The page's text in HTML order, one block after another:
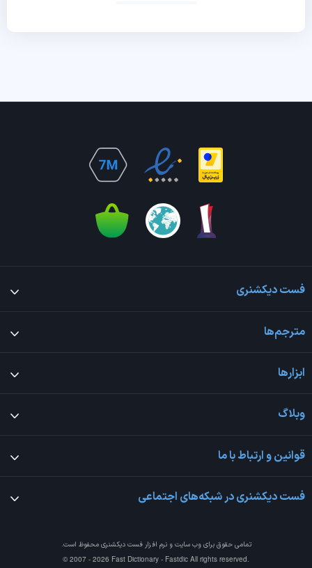
فست دیکشنری
مترجم‌ها
ابزارها
وبلاگ
قوانین و ارتباط با ما
فست دیکشنری در شبکه‌های اجتماعی
تمامی حقوق برای وب سایت و نرم افزارفست دیکشنری محفوظ است.
© 2007 - 2026 Fast Dictionary - Fastdic All rights reserved.